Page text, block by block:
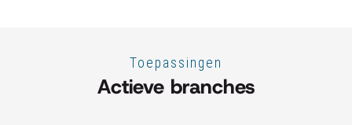
Toepassingen
Actieve branches